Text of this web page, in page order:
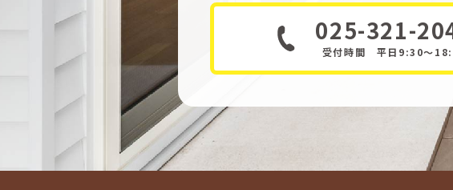
025-321-
受付時間 平日9:30～